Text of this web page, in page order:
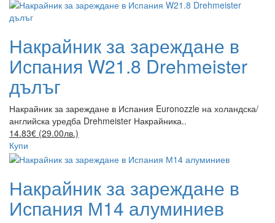
Накрайник за зареждане в
Испания W21.8 Drehmeister
дълъг
Накрайник за зареждане в Испания Euronozzle на холандска/
английска уредба Drehmeister Накрайника..
14.83€ (29.00лв.)
Купи
Накрайник за зареждане в
Испания М14 алуминиев